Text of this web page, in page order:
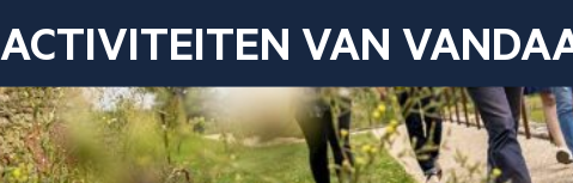
ACTIVITEITEN VAN